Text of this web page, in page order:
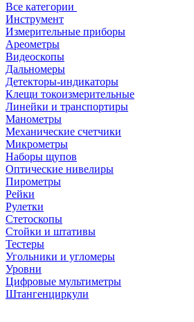
Все категории
Инструмент
Измерительные приборы
Ареометры
Видеоскопы
Дальномеры
Детекторы-индикаторы
Клещи токоизмерительные
Линейки и транспортиры
Манометры
Механические счетчики
Микрометры
Наборы щупов
Оптические нивелиры
Пирометры
Рейки
Рулетки
Стетоскопы
Стойки и штативы
Тестеры
Угольники и угломеры
Уровни
Цифровые мультиметры
Штангенциркули